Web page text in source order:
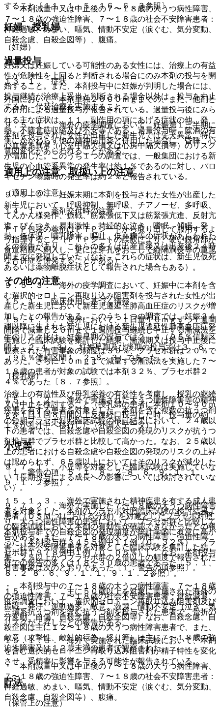
・ 本剤減量中又は中止後の７〜１８歳の大うつ病性障害、
７〜１８歳の強迫性障害、７〜１８歳の社会不安障害患者：
神経過敏、めまい、嘔気、情動不安定（涙ぐむ、気分変動、
自殺念慮、自殺企図等）、腹痛。
過量投与
１３．１． 症状
外国において、本剤単独２０００ｍｇまでの、また、他剤と
の併用による過量投与が報告されている。過量投与後にみら
れる主な症状は、１１．副作用の項にあげる症状の他、発
熱、不随意筋収縮及び不安等である。過量投与時、飲酒の有
無にかかわらず他の精神病用薬と併用した場合に、昏睡、心
電図変化があらわれることがある。
適用上の注意、取扱い上の注意
（適用上の注意）
１４．１． 薬剤交付時の注意
ＰＴＰ包装の薬剤はＰＴＰシートから取り出して服用するよ
う指導すること（ＰＴＰシートの誤飲により、硬い鋭角部が
食道粘膜へ刺入し、更には穿孔をおこして縦隔洞炎等の重篤
な合併症を併発することがある）。
その他の注意
１５．１． 臨床使用に基づく情報
１５．１．１． 海外において、１日量１０ｍｇずつ１週間
間隔で減量し２０ｍｇで１週間投与継続し中止する漸減法を
実施した臨床試験を集計した結果、漸減期又は投与中止後に
観察された有害事象の頻度は３０％、プラセボ群は２０％で
あった。さらに１０ｍｇまで減量する漸減法を実施した７〜
１８歳の患者が対象の試験では本剤３２％、プラセボ群２
４％であった〔８．７参照〕。
１５．１．２． 海外で実施された大うつ病性障害等の精神
疾患を有する患者を対象とした、本剤を含む複数の抗うつ剤
の短期プラセボ対照臨床試験の検討結果において、２４歳以
下の患者では、自殺念慮や自殺企図の発現のリスクが抗うつ
剤投与群でプラセボ群と比較して高かった。なお、２５歳以
上の患者における自殺念慮や自殺企図の発現のリスクの上昇
は認められず、６５歳以上においてはそのリスクが減少した
〔１．警告の項、５．１、８．２−８．６、９．１．１、
９．１．２参照〕。
１５．１．３． 海外で実施された精神疾患を有する成人患
者を対象とした、本剤のプラセボ対照臨床試験の検討結果よ
り、大うつ病性障害の患者において、プラセボ群と比較して
本剤投与群での自殺企図の発現頻度が統計学的に有意に高か
った（本剤投与群３４５５例中１１例（０．３２％）、プラ
セボ群１９７８例中１例（０．０５％））。なお、本剤投与
群での報告の多くは１８〜３０歳の患者であった〔５．１、
８．２−８．６、９．１．１、９．１．２参照〕。
１５．１．４． 主に５０歳以上を対象に実施された海外の
疫学調査において、選択的セロトニン再取り込み阻害剤及び
三環系抗うつ剤を含む抗うつ剤を投与された患者で、骨折の
リスクが上昇したとの報告がある。
１５．１．５． 海外で実施された臨床試験において、本剤
を含む選択的セロトニン再取り込み阻害剤が精子特性を変化
させ、受精率に影響を与える可能性が報告されている。
貯法
（保管上の注意）
すること〔１１．１．５、１６．６．３参照〕。
妊婦・授乳婦
（妊婦）
妊婦又は妊娠している可能性のある女性には、治療上の有益
性が危険性を上回ると判断される場合にのみ本剤の投与を開
始すること。また、本剤投与中に妊娠が判明した場合には、
投与継続が治療上妥当と判断される場合以外は、投与を中止
するか、代替治療を実施すること。
９．５．１． 海外の疫学調査において、妊娠第１三半期に
本剤を投与された女性が出産した新生児では先天異常、特に
心血管系異常（心室中隔欠損又は心房中隔欠損等）のリスク
が増加した。このうち１つの調査では、一般集団における新
生児の心血管系異常の発生率は約１％であるのに対し、パロ
キセチン曝露時の発生率は約２％と報告されている。
９．５．２． 妊娠末期に本剤を投与された女性が出産した
新生児において、呼吸抑制、無呼吸、チアノーゼ、多呼吸、
てんかん様発作、振戦、筋緊張低下又は筋緊張亢進、反射亢
進、ぴくつき、易刺激性、持続的な泣き、嗜眠、傾眠、発
熱、低体温、哺乳障害、嘔吐、低血糖等の症状があらわれた
との報告があり、これらの多くは出産直後又は出産後２４時
間までに発現していた（なお、これらの症状は、新生児仮死
あるいは薬物離脱症状として報告された場合もある）。
９．５．３． 海外の疫学調査において、妊娠中に本剤を含
む選択的セロトニン再取り込み阻害剤を投与された女性が出
産した新生児において新生児遷延性肺高血圧症のリスクが増
加したとの報告がある。このうち１つの調査では、妊娠３４
週以降に生まれた新生児における新生児遷延性肺高血圧症発
生のリスク比は、妊娠早期の投与では２．４（９５％信頼区
間１．２−４．３）、妊娠早期及び後期の投与では３．６
（９５％信頼区間１．２−８．３）であった。
（授乳婦）
治療上の有益性及び母乳栄養の有益性を考慮し、授乳の継続
又は中止を検討すること（授乳婦の患者に本剤１０〜４０ｍ
ｇを１日１回８日間以上反復経口投与した時、投与量の約
１％が乳汁中へ移行した（外国人データ））。
小児等
９．７．１． 小児等を対象とした臨床試験は実施していな
い（長期投与による成長への影響については検討されていな
い）。
９．７．２． 海外で実施した７〜１８歳の大うつ病性障害
患者（ＤＳＭ−４における分類）を対象としたプラセボ対照
の臨床試験において本剤の有効性が確認できなかったとの報
告がある。また、７〜１８歳の大うつ病性障害、強迫性障
害、社会不安障害患者を対象とした臨床試験を集計した結
果、２％以上かつプラセボ群の２倍以上の頻度で報告された
有害事象は次のとおりであった〔１．警告の項参照〕。
・ 本剤投与中の７〜１８歳の大うつ病性障害、７〜１８歳
の強迫性障害、７〜１８歳の社会不安障害患者：食欲減退、
振戦、発汗、運動過多、敵意、激越、情動不安定（泣き、気
分変動、自傷、自殺念慮、自殺企図等）なお、自殺念慮、自
殺企図は主に１２〜１８歳の大うつ病性障害患者で、また、
敵意（攻撃性、敵対的行為、怒り等）は主に７〜１８歳の強
迫性障害又は１２歳未満の患者で観察された。
・ 本剤減量中又は中止後の７〜１８歳の大うつ病性障害、
７〜１８歳の強迫性障害、７〜１８歳の社会不安障害患者：
神経過敏、めまい、嘔気、情動不安定（涙ぐむ、気分変動、
自殺念慮、自殺企図等）、腹痛。